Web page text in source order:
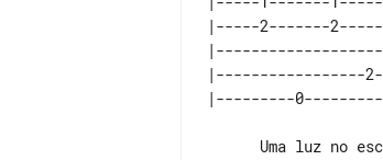
|-----2-------
|-----------------